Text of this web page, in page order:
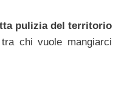
pulizia del territorio
chi vuole mangiarci